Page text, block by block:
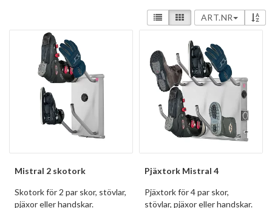
ART.NR
Mistral 2 skotork
Skotork för 2 par skor, stövlar,
pjäxor eller handskar.
Pjäxtork Mistral 4
Pjäxtork för 4 par skor,
stövlar, pjäxor eller handskar.